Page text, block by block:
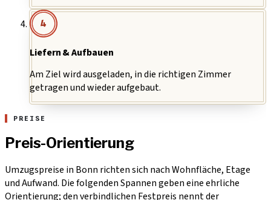
4
Liefern & Aufbauen
Am Ziel wird ausgeladen, in die richtigen Zimmer
getragen und wieder aufgebaut.
PREISE
Preis-Orientierung
Umzugspreise in Bonn richten sich nach Wohnfläche, Etage
und Aufwand. Die folgenden Spannen geben eine ehrliche
Orientierung; den verbindlichen Festpreis nennt der